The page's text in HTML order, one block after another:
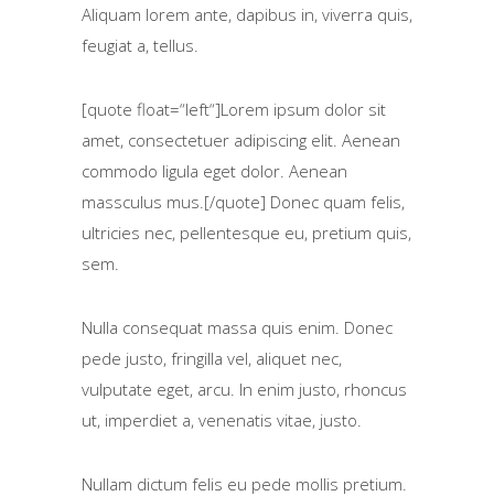
Aliquam lorem ante, dapibus in, viverra quis,
feugiat a, tellus.
[quote float=“left“]Lorem ipsum dolor sit
amet, consectetuer adipiscing elit. Aenean
commodo ligula eget dolor. Aenean
massculus mus.[/quote] Donec quam felis,
ultricies nec, pellentesque eu, pretium quis,
sem.
Nulla consequat massa quis enim. Donec
pede justo, fringilla vel, aliquet nec,
vulputate eget, arcu. In enim justo, rhoncus
ut, imperdiet a, venenatis vitae, justo.
Nullam dictum felis eu pede mollis pretium.